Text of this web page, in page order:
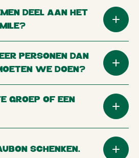
DEEL AAN HET
PERSONEN DAN
WE DOEN?
GROEP OF EEN
SCHENKEN.